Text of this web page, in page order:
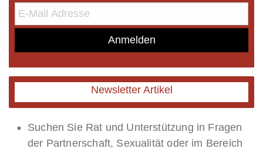
Newsletter Artikel
Suchen Sie Rat und Un­ter­stüt­zung in Fragen
der Part­ner­schaft, Se­xua­li­tät oder im Be­reich